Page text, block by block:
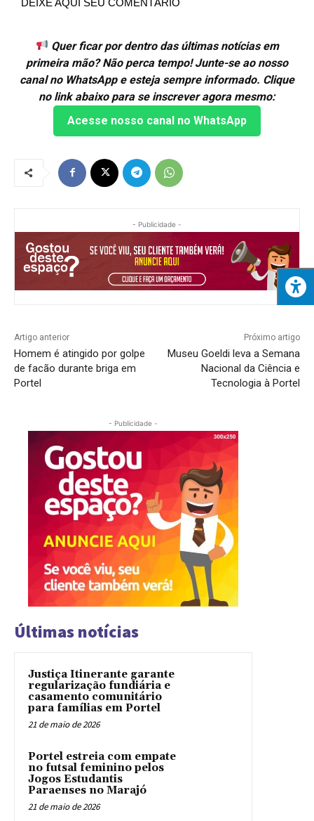
Quer ficar por dentro das últimas notícias em
primeira mão? Não perca tempo! Junte-se ao nosso
canal no WhatsApp e esteja sempre informado. Clique
no link abaixo para se inscrever agora mesmo:
Acesse nosso canal no WhatsApp
- Publicidade -
Artigo anterior
Homem é atingido por golpe
de facão durante briga em
Portel
Próximo artigo
Museu Goeldi leva a Semana
Nacional da Ciência e
Tecnologia à Portel
- Publicidade -
Últimas notícias
Justiça Itinerante garante
regularização fundiária e
casamento comunitário
para famílias em Portel
21 de maio de 2026
Portel estreia com empate
no futsal feminino pelos
Jogos Estudantis
Paraenses no Marajó
21 de maio de 2026